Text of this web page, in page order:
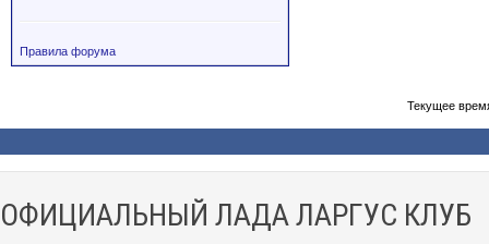
Правила форума
Текущее
ОФИЦИАЛЬНЫЙ ЛАДА ЛАРГУС КЛУБ